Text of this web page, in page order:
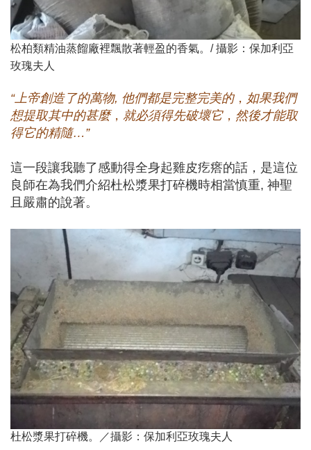
松柏類精油蒸餾廠裡飄散著輕盈的香氣。/ 攝影：保加利亞
玫瑰夫人
“上帝創造了的萬物, 他們都是完整完美的， 如果我們
想提取其中的甚麼， 就必須得先破壞它， 然後才能取
得它的精隨…”
這一段讓我聽了感動得全身起雞皮疙瘩的話，是這位
良師在為我們介紹杜松漿果打碎機時相當慎重, 神聖
且嚴肅的說著。
杜松漿果打碎機。／攝影：保加利亞玫瑰夫人